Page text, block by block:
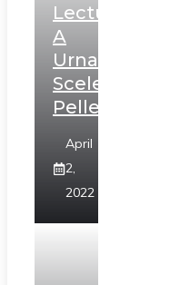
Lectus
A
Urna
Scelerisque
Pellentesque
April
2,
2022